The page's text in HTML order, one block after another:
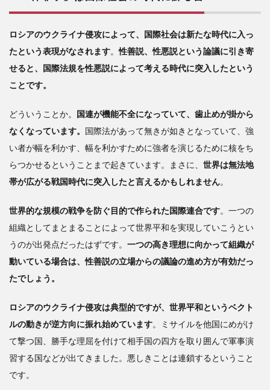
ロシアのウクライナ侵攻によって、国際社会は新たな時代に入っ
たという表現がなされます。性善説、性悪説という論議に引き寄
せると、国際法規を性悪説によって考える時代に突入したという
ことです。
どういうことか。 国連が機能不全になっていて、歯止めが掛から
なくなっています。 国際法があって無きが如きとなっていて、強
い者が幅を利かす、幅を利かすために強者を演じるために核をち
らつかせるということまで起きています。まさに、 世界は無法地
帯が広がる戦国時代に突入したと言えるかもしれません。
世界的な規模の戦争を防ぐ目的で作られた国際連合です。一つの
組織としてまとまることによって世界平和を実現していこうとい
うのが出発点だったはずです。 一つの高き理想に向かって組織が
動いている場合は、性善説の立場からの議論の進め方が有効だっ
たでしょう。
ロシアのウクライナ侵攻は典型的ですが、世界平和というベクト
ルの動きが逆方向に振れ始めています。ミサイルを他国にめがけ
て撃つ国、勝手な理屈を付けて相手国の四方を取り囲んで軍事演
習する国などが出てきました。悪しきことは連鎖するということ
です。